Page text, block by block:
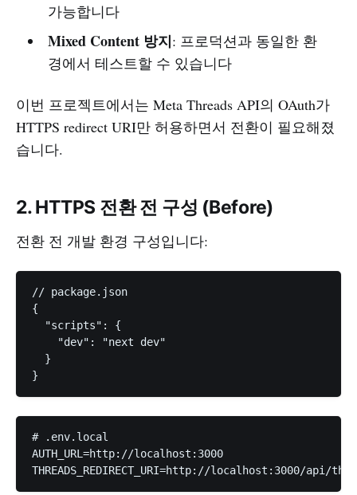
가능합니다
Mixed Content 방지: 프로덕션과 동일한 환
경에서 테스트할 수 있습니다
이번 프로젝트에서는 Meta Threads API의 OAuth가
HTTPS redirect URI만 허용하면서 전환이 필요해졌
습니다.
2. HTTPS 전환 전 구성 (Before)
전환 전 개발 환경 구성입니다:
// package.json
{
  "scripts": {
    "dev": "next dev"
  }
# .env.local
AUTH_URL=http://localhost:3000